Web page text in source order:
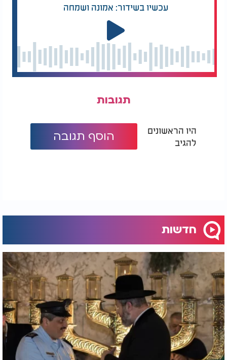
עכשיו בשידור: אמונה ושמחה
תגובות
היו הראשונים
להגיב
הוסף תגובה
חדשות